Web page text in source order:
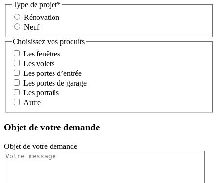
Type de projet*
Rénovation
Neuf
Choisissez vos produits
Les fenêtres
Les volets
Les portes d’entrée
Les portes de garage
Les portails
Autre
Objet de votre demande
Objet de votre demande